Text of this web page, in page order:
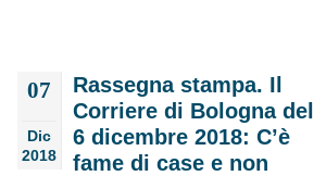
07
Dic
2018
Rassegna stampa. Il
Corriere di Bologna del
6 dicembre 2018: C’è
fame di case e non